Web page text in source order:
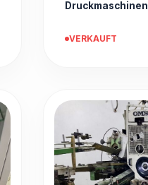
Druckmaschinen
VERKAUFT